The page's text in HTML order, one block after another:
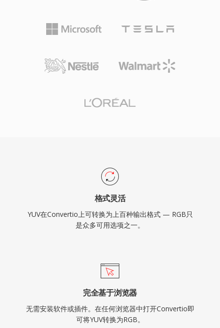
格式灵活
YUV在Convertio上可转换为上百种输出格式 — RGB只
是众多可用选项之一。
完全基于浏览器
无需安装软件或插件。在任何浏览器中打开Convertio即
可将YUV转换为RGB。